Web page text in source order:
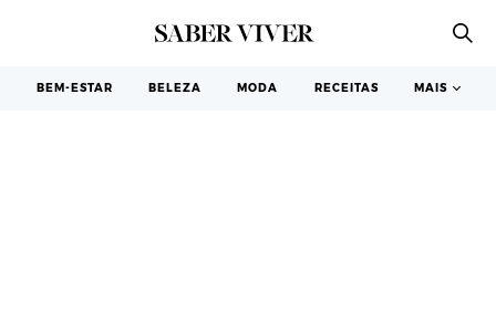
BEM-ESTAR BELEZA MODA RECEITAS MAIS